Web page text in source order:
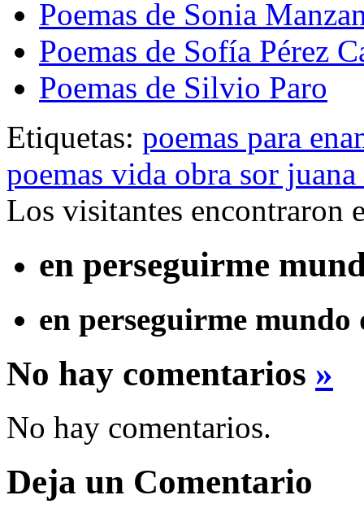
Poemas de Sonia
Poemas de Sofía Pérez
Poemas de Silvio Paro
Etiquetas: poemas para
poemas vida obra sor
Los visitantes encontraron
en perseguirme
en perseguirme mundo
No hay comentarios »
No hay comentarios.
Deja un Comentario